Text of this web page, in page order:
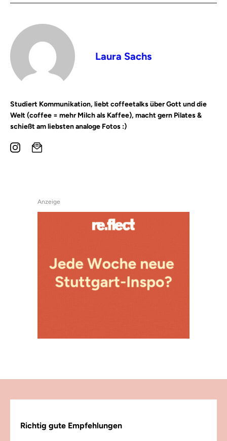
Laura Sachs
Studiert Kommunikation, liebt coffeetalks über Gott und die
Welt (coffee = mehr Milch als Kaffee), macht gern Pilates &
schießt am liebsten analoge Fotos :)
Anzeige
Richtig gute Empfehlungen